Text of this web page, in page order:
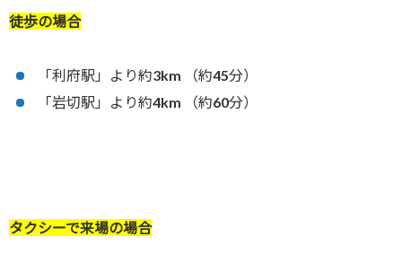
徒歩の場合
「利府駅」より約3km （約45分）
「岩切駅」より約4km （約60分）
タクシーで来場の場合